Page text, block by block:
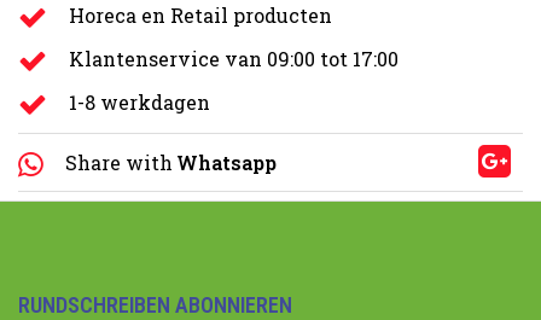
Horeca en Retail producten
Klantenservice van 09:00 tot 17:00
1-8 werkdagen
Share with Whatsapp
RUNDSCHREIBEN ABONNIEREN